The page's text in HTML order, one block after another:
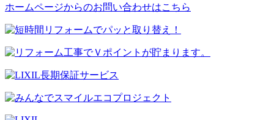
ホームページからのお問い合わせはこちら